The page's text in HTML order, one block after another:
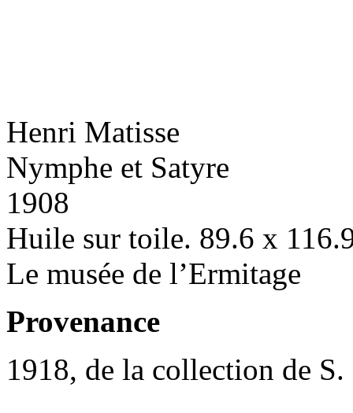
Henri Matisse
Nymphe et Satyre
1908
Huile sur toile. 89.6 x
Le musée de l’Ermitage
Provenance
1918, de la collection de